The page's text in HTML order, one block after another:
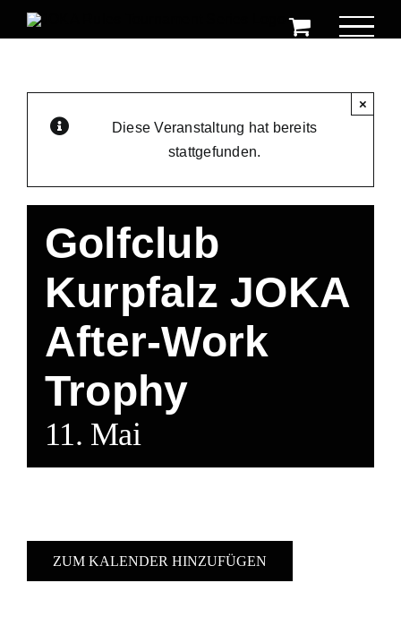
Zum
Inhalt
Diese Veranstaltung hat bereits
stattgefunden.
×
Golfclub
Kurpfalz JOKA
After-Work
Trophy
11. Mai
ZUM KALENDER HINZUFÜGEN